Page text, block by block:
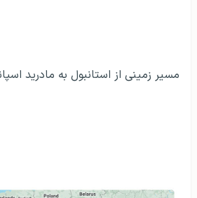
مسیر زمینی از استانبول به مادرید